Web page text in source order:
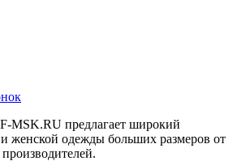
MSK.RU предлагает широкий
женской одежды больших размеров от